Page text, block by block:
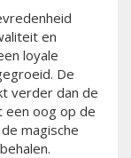
en
loyale
De
verder dan de
een oog op de
magische